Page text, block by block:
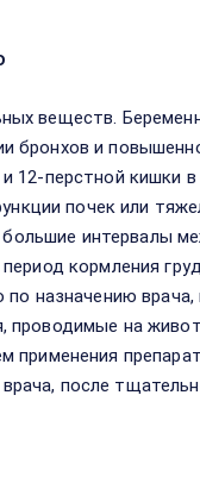
веществ.
бронхов и
12-перстной кишки
почек или
интервалы
кормления
назначению
проводимые на
применения
после